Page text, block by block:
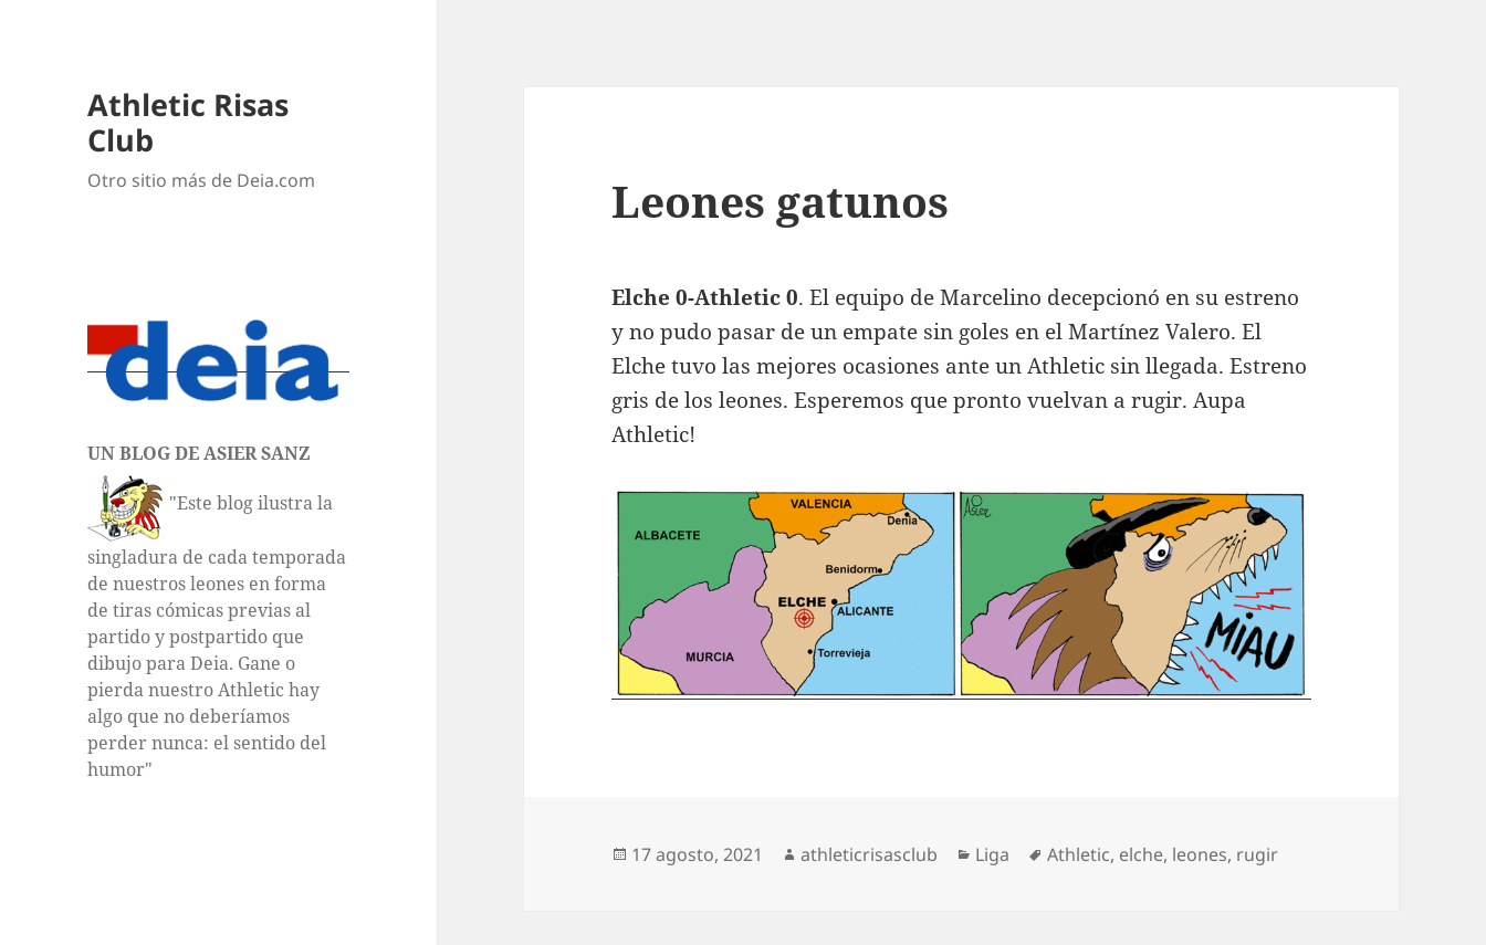
Athletic Risas
Club
Otro sitio más de Deia.com
UN BLOG DE ASIER SANZ
"Este blog ilustra la
singladura de cada temporada
de nuestros leones en forma
de tiras cómicas previas al
partido y postpartido que
dibujo para Deia. Gane o
pierda nuestro Athletic hay
algo que no deberíamos
perder nunca: el sentido del
humor"
Leones gatunos
Elche 0-Athletic 0. El equipo de Marcelino decepcionó en su estreno
y no pudo pasar de un empate sin goles en el Martínez Valero. El
Elche tuvo las mejores ocasiones ante un Athletic sin llegada. Estreno
gris de los leones. Esperemos que pronto vuelvan a rugir. Aupa
Athletic!
Publicado
17 agosto, 2021 Autor
athleticrisasclub Categorías
Liga Etiquetas
Athletic, elche, leones, rugir